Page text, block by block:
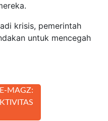
krisis, pemerintah
untuk mencegah
MAGZ: